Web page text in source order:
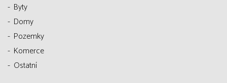
Byty
Domy
Pozemky
Komerce
Ostatní